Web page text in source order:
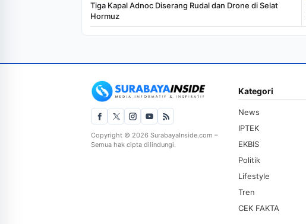
Tiga Kapal Adnoc Diserang Rudal dan Drone di Selat
Hormuz
Copyright © 2026 SurabayaInside.com –
Semua hak cipta dilindungi.
Kategori
News
IPTEK
EKBIS
Politik
Lifestyle
Tren
CEK FAKTA